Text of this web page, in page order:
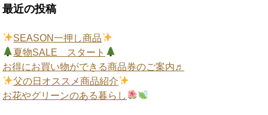
最近の投稿
SEASON一押し商品
夏物SALE スタート
お得にお買い物ができる商品券のご案内♬
父の日オススメ商品紹介
お花やグリーンのある暮らし